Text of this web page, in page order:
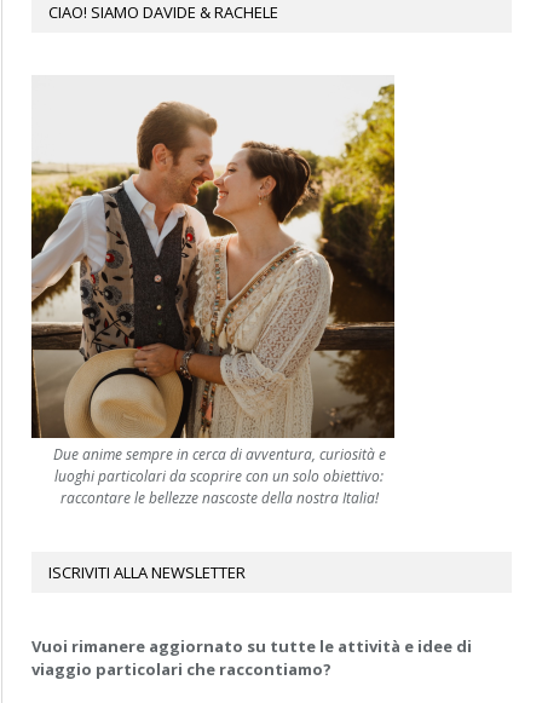
CIAO! SIAMO DAVIDE & RACHELE
Due anime sempre in cerca di avventura, curiosità e
luoghi particolari da scoprire con un solo obiettivo:
raccontare le bellezze nascoste della nostra Italia!
ISCRIVITI ALLA NEWSLETTER
Vuoi rimanere aggiornato su tutte le attività e idee di
viaggio particolari che raccontiamo?